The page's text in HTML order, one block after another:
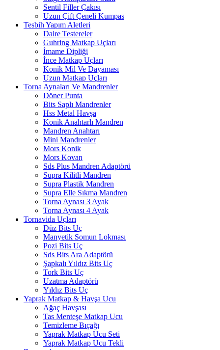
Sentil Filler Çakısı
Uzun Çift Çeneli Kumpas
Tesbih Yapım Aletleri
Daire Testereler
Guhring Matkap Uçları
İmame Dipliği
İnce Matkap Uçları
Konik Mil Ve Dayaması
Uzun Matkap Uçları
Torna Aynaları Ve Mandrenler
Döner Punta
Bits Saplı Mandrenler
Hss Metal Havşa
Konik Anahtarlı Mandren
Mandren Anahtarı
Mini Mandrenler
Mors Konik
Mors Kovan
Sds Plus Mandren Adaptörü
Supra Kilitli Mandren
Supra Plastik Mandren
Supra Elle Sıkma Mandren
Torna Aynası 3 Ayak
Torna Aynası 4 Ayak
Tornavida Uçları
Düz Bits Uç
Manyetik Somun Lokması
Pozi Bits Uç
Sds Bits Ara Adaptörü
Şapkalı Yıldız Bits Uç
Tork Bits Uç
Uzatma Adaptörü
Yıldız Bits Uç
Yaprak Matkap & Havşa Ucu
Ağaç Havşası
Tas Menteşe Matkap Ucu
Temizleme Bıçağı
Yaprak Matkap Ucu Seti
Yaprak Matkap Ucu Tekli